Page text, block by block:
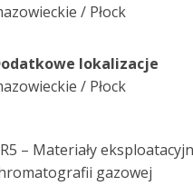
/ Płock
lokalizacje
/ Płock
– Materiały
gazowej